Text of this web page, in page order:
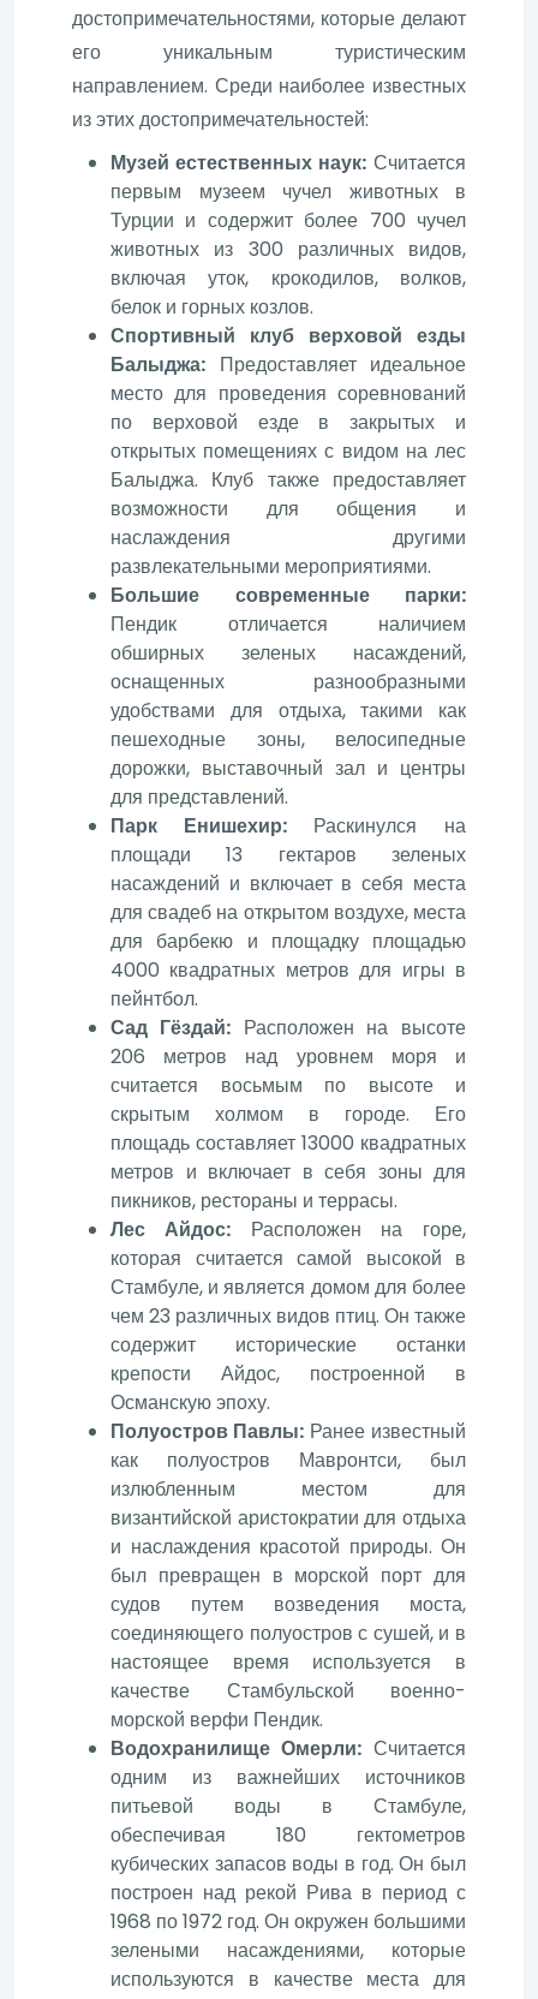
достопримечательностями, которые делают
его уникальным туристическим
направлением. Среди наиболее известных
из этих достопримечательностей:
Музей естественных наук: Считается
первым музеем чучел животных в
Турции и содержит более 700 чучел
животных из 300 различных видов,
включая уток, крокодилов, волков,
белок и горных козлов.
Спортивный клуб верховой езды
Балыджа: Предоставляет идеальное
место для проведения соревнований
по верховой езде в закрытых и
открытых помещениях с видом на лес
Балыджа. Клуб также предоставляет
возможности для общения и
наслаждения другими
развлекательными мероприятиями.
Большие современные парки:
Пендик отличается наличием
обширных зеленых насаждений,
оснащенных разнообразными
удобствами для отдыха, такими как
пешеходные зоны, велосипедные
дорожки, выставочный зал и центры
для представлений.
Парк Енишехир:Раскинулся на
площади 13 гектаров зеленых
насаждений и включает в себя места
для свадеб на открытом воздухе, места
для барбекю и площадку площадью
4000 квадратных метров для игры в
пейнтбол.
Сад Гёздай:Расположен на высоте
206 метров над уровнем моря и
считается восьмым по высоте и
скрытым холмом в городе. Его
площадь составляет 13000 квадратных
метров и включает в себя зоны для
пикников, рестораны и террасы.
Лес Айдос:Расположен на горе,
которая считается самой высокой в
Стамбуле, и является домом для более
чем 23 различных видов птиц. Он также
содержит исторические останки
крепости Айдос, построенной в
Османскую эпоху.
Полуостров Павлы: Ранее известный
как полуостров Мавронтси, был
излюбленным местом для
византийской аристократии для отдыха
и наслаждения красотой природы. Он
был превращен в морской порт для
судов путем возведения моста,
соединяющего полуостров с сушей, и в
настоящее время используется в
качестве Стамбульской военно-
морской верфи Пендик.
Водохранилище Омерли: Считается
одним из важнейших источников
питьевой воды в Стамбуле,
обеспечивая 180 гектометров
кубических запасов воды в год. Он был
построен над рекой Рива в период с
1968 по 1972 год. Он окружен большими
зелеными насаждениями, которые
используются в качестве места для